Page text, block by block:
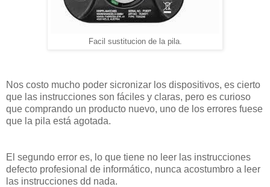
Facil sustitucion de la pila.
Nos costo mucho poder sicronizar los dispositivos, es cierto
que las instrucciones son fáciles y claras, pero es curioso
que comprando un producto nuevo, uno de los errores fuese
que la pila está agotada.
El segundo error es, lo que tiene no leer las instrucciones
defecto profesional de informático, nunca acostumbro a leer
las instrucciones dd nada.